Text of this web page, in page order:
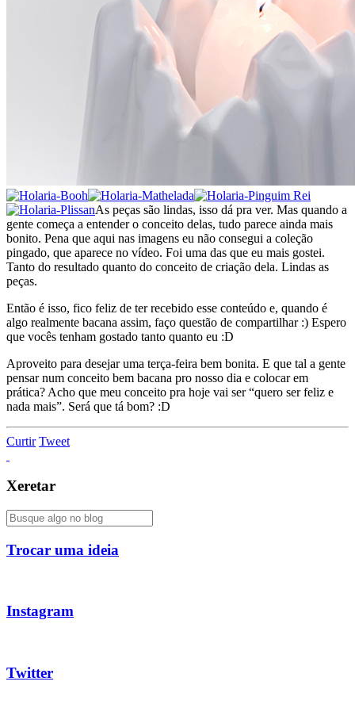
As peças são lindas, isso dá pra ver. Mas quando a
gente começa a entender o conceito delas, tudo parece ainda mais
bonito. Pena que aqui nas imagens eu não consegui a coleção
pingado, que aparece no vídeo. Foi uma das que eu mais gostei.
Tanto do resultado quanto do conceito de criação dela. Lindas as
peças.
Então é isso, fico feliz de ter recebido esse conteúdo e, quando é
algo realmente bacana assim, faço questão de compartilhar :) Espero
que vocês tenham gostado tanto quanto eu :D
Aproveito para desejar uma terça-feira bem bonita. E que tal a gente
pensar num conceito bem bacana pro nosso dia e colocar em
prática? Acho que meu conceito pra hoje vai ser “quero ser feliz e
nada mais”. Será que tá bom? :D
Curtir Tweet
Xeretar
Trocar uma ideia
Instagram
Twitter